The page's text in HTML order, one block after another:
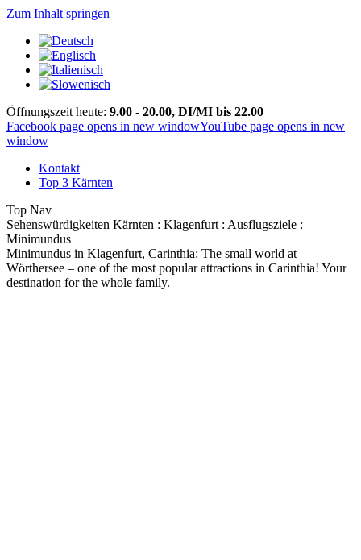
Zum Inhalt springen
Öffnungszeit heute: 9.00 - 20.00, DI/MI bis 22.00
Facebook page opens in new windowYouTube page opens in new
window
Kontakt
Top 3 Kärnten
Top Nav
Sehenswürdigkeiten Kärnten : Klagenfurt : Ausflugsziele :
Minimundus
Minimundus in Klagenfurt, Carinthia: The small world at
Wörthersee – one of the most popular attractions in Carinthia! Your
destination for the whole family.